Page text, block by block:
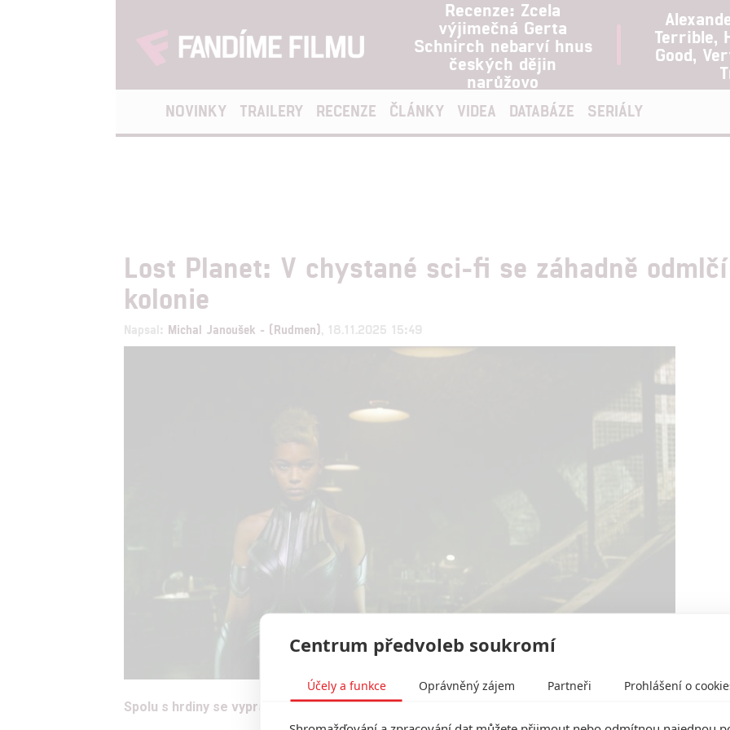
Recenze: Zcela
výjimečná Gerta
Schnirch nebarví hnus
českých dějin
narůžovo
Terrible,
Good,
NOVINKY TRAILERY RECENZE ČLÁNKY VIDEA DATABÁZE SERIÁLY
Lost Planet: V chystané sci-fi se záhadně
kolonie
Napsal: Michal Janoušek - (Rudmen) , 18.11.2025 15:49
Spolu s hrdiny se vypravíme vypátrat, co se na opačném konci vesmíru stalo.
Centrum předvoleb soukromí
Účely a funkce Oprávněný zájem Partneři Prohlášení o